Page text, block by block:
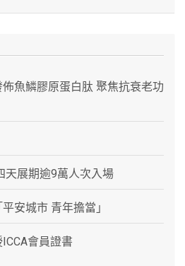
魚鱗膠原蛋白肽 聚焦抗衰老功
天展期逾9萬人次入場
安城市 青年擔當」
會員證書